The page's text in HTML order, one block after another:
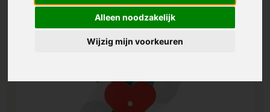
Alleen noodzakelijk
Wijzig mijn voorkeuren